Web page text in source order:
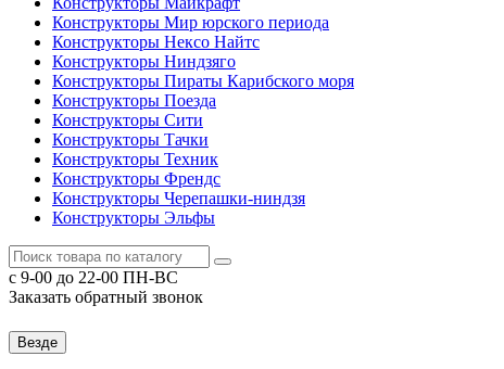
Конструкторы Мир юрского периода
Конструкторы Нексо Найтс
Конструкторы Ниндзяго
Конструкторы Пираты Карибского моря
Конструкторы Поезда
Конструкторы Сити
Конструкторы Тачки
Конструкторы Техник
Конструкторы Френдс
Конструкторы Черепашки-ниндзя
Конструкторы Эльфы
c 9-00 до 22-00 ПН-ВС
Заказать обратный звонок
Везде